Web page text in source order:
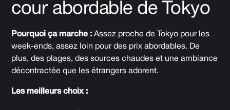
cour abordable de Tokyo
Pourquoi ça marche : Assez proche de Tokyo pour les
week-ends, assez loin pour des prix abordables. De
plus, des plages, des sources chaudes et une ambiance
décontractée que les étrangers adorent.
Les meilleurs choix :